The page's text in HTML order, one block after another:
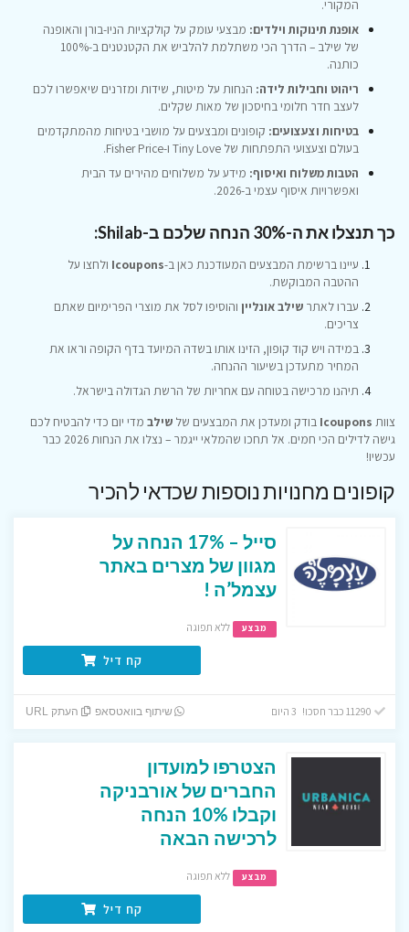
המקורי.
אופנת תינוקות וילדים: מבצעי עומק על קולקציות הניו-בורן והאופנה
של שילב – הדרך הכי משתלמת להלביש את הקטנטנים ב-100%
כותנה.
ריהוט וחבילות לידה: הנחות על מיטות, שידות ומזרנים שיאפשרו לכם
לעצב חדר חלומי בחיסכון של מאות שקלים.
בטיחות וצעצועים: קופונים ומבצעים על מושבי בטיחות מהמתקדמים
בעולם וצעצועי התפתחות של Tiny Love ו-Fisher Price.
הטבות משלוח ואיסוף: מידע על משלוחים מהירים עד הבית
ואפשרויות איסוף עצמי ב-2026.
כך תנצלו את ה-30% הנחה שלכם ב-Shilab:
עיינו ברשימת המבצעים המעודכנת כאן ב-Icoupons ולחצו על
ההטבה המבוקשת.
עברו לאתר שילב אונליין והוסיפו לסל את מוצרי הפרימיום שאתם
צריכים.
במידה ויש קוד קופון, הזינו אותו בשדה המיועד בדף הקופה וראו את
המחיר מתעדכן בשיעור ההנחה.
תיהנו מרכישה בטוחה עם אחריות של הרשת הגדולה בישראל.
צוות Icoupons בודק ומעדכן את המבצעים של שילב מדי יום כדי להבטיח לכם
גישה לדילים הכי חמים. אל תחכו שהמלאי ייגמר – נצלו את הנחות 2026 כבר
עכשיו!
קופונים מחנויות נוספות שכדאי להכיר
סייל – 17% הנחה על
מגוון של מצרים באתר
עצמל’ה !
מבצע ללא תפוגה
קח דיל
שיתוף בוואטסאפ העתק URL
הצטרפו למועדון
החברים של אורבניקה
וקבלו 10% הנחה
לרכישה הבאה
מבצע ללא תפוגה
קח דיל